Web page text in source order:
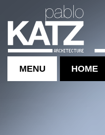
MENU HOME